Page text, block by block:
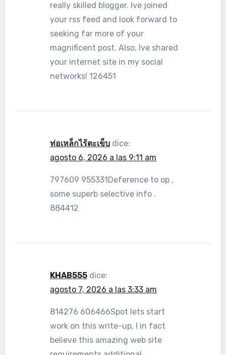
really skilled blogger. Ive joined
your rss feed and look forward to
seeking far more of your
magnificent post. Also, Ive shared
your internet site in my social
networks! 126451
ท่อเหล็กไร้ตะเข็บ dice:
agosto 6, 2026 a las 9:11 am
797609 955331Deference to op ,
some superb selective info .
884412
KHAB555 dice:
agosto 7, 2026 a las 3:33 am
814276 606466Spot lets start
work on this write-up, I in fact
believe this amazing web site